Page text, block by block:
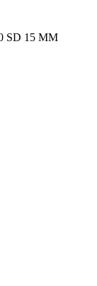
SD 15 MM